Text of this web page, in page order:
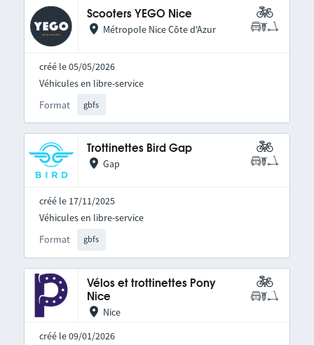
Scooters YEGO Nice
Métropole Nice Côte d'Azur
créé le 05/05/2026
Format gbfs
Véhicules en libre-service
Trottinettes Bird Gap
Gap
créé le 17/11/2025
Format gbfs
Véhicules en libre-service
Vélos et trottinettes Pony
Nice
Nice
créé le 09/01/2026